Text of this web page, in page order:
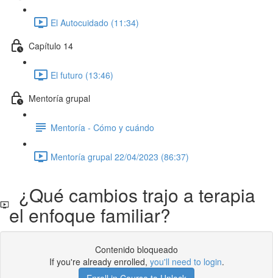
El Autocuidado (11:34)
Capítulo 14
El futuro (13:46)
Mentoría grupal
Mentoría - Cómo y cuándo
Mentoría grupal 22/04/2023 (86:37)
¿Qué cambios trajo a terapia
el enfoque familiar?
Contenido bloqueado
If you're already enrolled, you'll need to login.